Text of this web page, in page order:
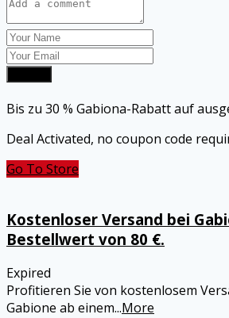
Bis zu 30 % Gabiona-Rabatt auf
Deal Activated, no coupon code
Go To Store
Kostenloser Versand bei
Bestellwert von 80 €.
Expired
Profitieren Sie von kostenlosem
Gabione ab einem...More